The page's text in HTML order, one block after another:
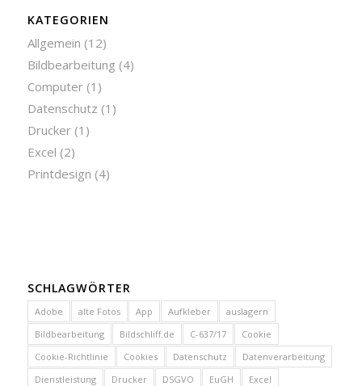
KATEGORIEN
Allgemein (12)
Bildbearbeitung (4)
Computer(1)
Datenschutz (1)
Drucker(1)
Excel (2)
Printdesign (4)
SCHLAGWÖRTER
Adobe alte Fotos App Aufkleber
auslagern
Bildbearbeitung
Bildschliff.de C-637/17
Cookie
Cookie-Richtlinie
Cookies Datenschutz
Datenverarbeitung
Dienstleistung
Drucker DSGVO EuGH
Excel